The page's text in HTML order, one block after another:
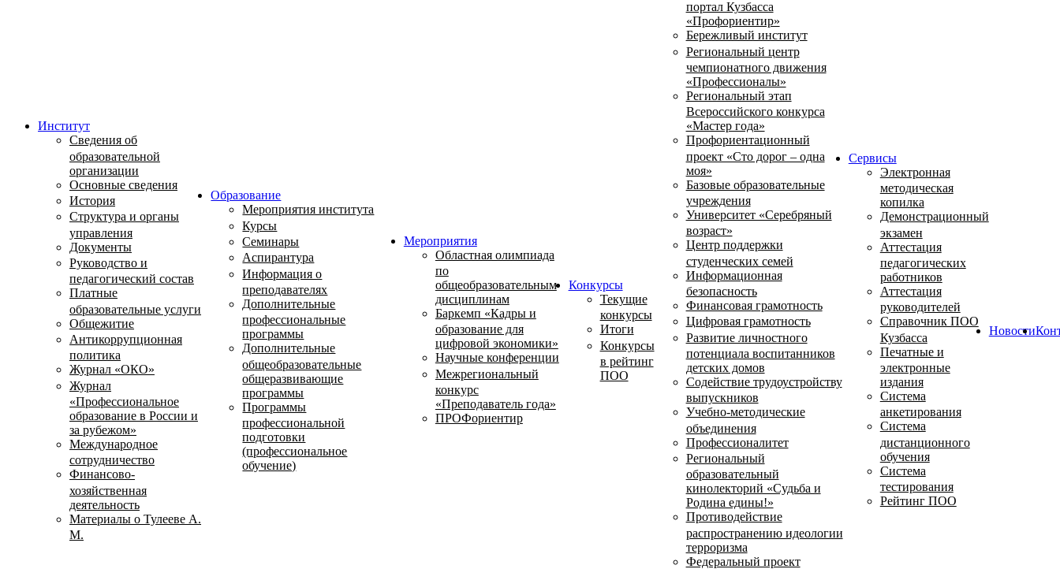
Институт
Сведения об
образовательной
организации
Основные сведения
История
Структура и органы
управления
Документы
Руководство и
педагогический состав
Платные
образовательные услуги
Общежитие
Антикоррупционная
политика
Журнал «ОКО»
Журнал
«Профессиональное
образование в России и
за рубежом»
Международное
сотрудничество
Финансово-
хозяйственная
деятельность
Материалы о Тулееве А.
М.
Образование
Мероприятия института
Курсы
Семинары
Аспирантура
Информация о
преподавателях
Дополнительные
профессиональные
программы
Дополнительные
общеобразовательные
общеразвивающие
программы
Программы
профессиональной
подготовки
(профессиональное
обучение)
Мероприятия
Областная олимпиада
по
общеобразовательным
дисциплинам
Баркемп «Кадры и
образование для
цифровой экономики»
Научные конференции
Межрегиональный
конкурс
«Преподаватель года»
ПРОФориентир
Конкурсы
Текущие
конкурсы
Итоги
Конкурсы
в рейтинг
ПОО
портал Кузбасса
«Профориентир»
Бережливый институт
Региональный центр
чемпионатного движения
«Профессионалы»
Региональный этап
Всероссийского конкурса
«Мастер года»
Профориентационный
проект «Сто дорог – одна
моя»
Базовые образовательные
учреждения
Университет «Серебряный
возраст»
Центр поддержки
студенческих семей
Информационная
безопасность
Финансовая грамотность
Цифровая грамотность
Развитие личностного
потенциала воспитанников
детских домов
Содействие трудоустройству
выпускников
Учебно-методические
объединения
Профессионалитет
Региональный
образовательный
кинолекторий «Судьба и
Родина едины!»
Противодействие
распространению идеологии
терроризма
Федеральный проект
Сервисы
Электронная
методическая
копилка
Демонстрационный
экзамен
Аттестация
педагогических
работников
Аттестация
руководителей
Справочник ПОО
Кузбасса
Печатные и
электронные
издания
Система
анкетирования
Система
дистанционного
обучения
Система
тестирования
Рейтинг ПОО
Новости